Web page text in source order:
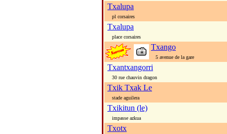
Txalupa
pl corsaires
Txalupa
place corsaires
Txango
5 avenue de la gare
Txantxangorri
30 rue chauvin dragon
Txik Txak Le
stade aguilera
Txikitun (le)
impasse azkua
Txotx